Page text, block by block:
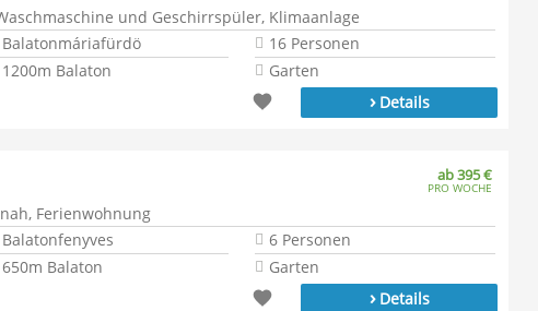
und Geschirrspüler, Klimaanlage
Balatonmáriafürdö
16 Personen
1200m Balaton Garten
›Details
ab 395 €
PRO WOCHE
Ferienwohnung
Balatonfenyves
6 Personen
650m Balaton Garten
›Details